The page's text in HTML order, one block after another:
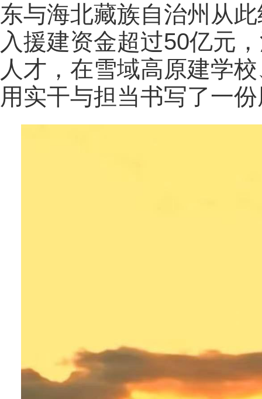
东与海北藏族自治州从
入援建资金超过50亿元
人才，在雪域高原建学
用实干与担当书写了一